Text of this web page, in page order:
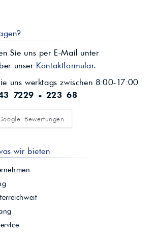
Sie uns per E-Mail unter
unser Kontaktformular.
uns werktags zwischen 8:00-17:00
7229 - 223 68
Bewertungen
wir bieten